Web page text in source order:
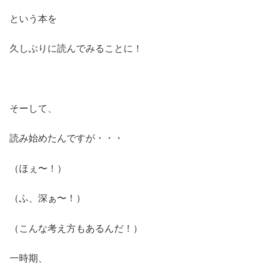
という本を
久しぶりに読んでみることに！
そーして、
読み始めたんですが・・・
（ほぇ〜！）
（ふ、深ぁ〜！）
（こんな考え方もあるんだ！）
一時期、